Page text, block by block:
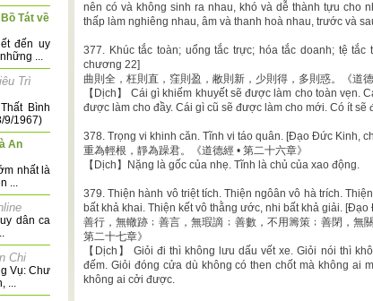
Tát về
đến uy
...
Trì
Bình
9/1967)
An
nhất là
...
dân ca
Chi
Vụ: Chư
...
nên có và không sinh ra nhau, khó và dễ thành tựu cho
thấp làm nghiêng nhau, âm và thanh hoà nhau, trước và
377. Khúc tắc toàn; uổng tắc trực; hóa tắc doanh; tệ
chương 22]
曲則全，枉則直，窪則盈，敝則新，少則得，多則惑。《道德
【Dịch】 Cái gì khiếm khuyết sẽ được làm cho toàn vẹn.
được làm cho đầy. Cái gì cũ sẽ được làm cho mới. Có ít sẽ
378. Trọng vi khinh căn. Tĩnh vi táo quân. [Đạo Đức Kinh,
重為輕根，靜為躁君。《道德經 • 第二十六章》
【Dịch】Nặng là gốc của nhẹ. Tĩnh là chủ của xao động.
379. Thiện hành vô triệt tích. Thiện ngôân vô hà trích.
bất khả khai. Thiện kết vô thằng ước, nhi bất khả giải.
善行，無轍跡﹔善言，無瑕謫﹔善數，不用籌策﹔善閉，無
第二十七章》
【Dịch】 Giỏi đi thì không lưu dấu vết xe. Giỏi nói thì
đếm. Giỏi đóng cửa dù không có then chốt mà không ai
không ai cởi được.